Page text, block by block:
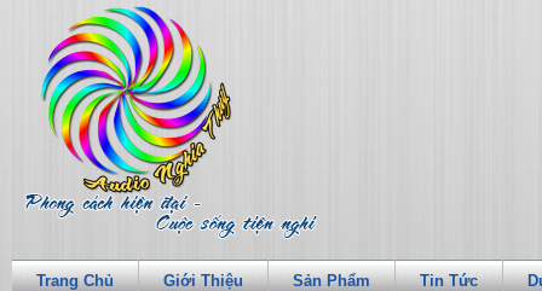
Trang Chủ Giới Thiệu Sản Phẩm Tin Tức